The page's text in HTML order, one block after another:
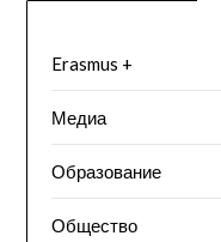
Erasmus +
Медиа
Образование
Общество